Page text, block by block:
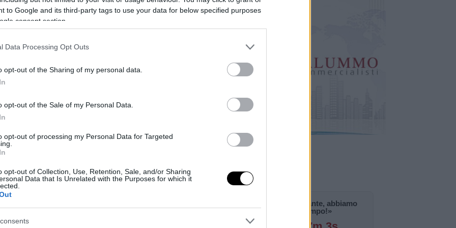
to Google and its third-party tags to use your data for below specified purposes
consent section.
Data Processing Opt Outs
opt-out of the Sharing of my personal data.
opt-out of the Sale of my Personal Data.
opt-out of processing my Personal Data for Targeted
opt-out of Collection, Use, Retention, Sale, and/or Sharing
Data that Is Unrelated with the Purposes for which it
0
Calci, pugni e spintoni in un derby
Jonathan Checola
Viareggio Cup
«La notizia è importante, abbiamo
bisogno di tempo!»